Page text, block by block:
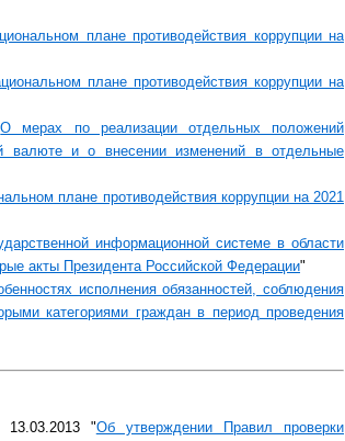
плане противодействия коррупции на
плане противодействия коррупции на
О мерах по реализации отдельных положений
валюте и о внесении изменений в отдельные
плане противодействия коррупции на 2021
информационной системе в области
акты Президента Российской Федерации"
исполнения обязанностей, соблюдения
категориями граждан в период проведения
13.03.2013 "Об утверждении Правил проверки